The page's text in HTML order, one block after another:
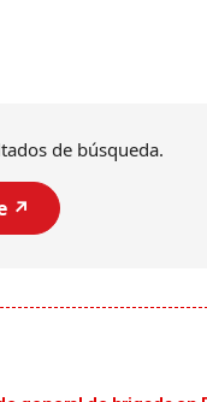
de búsqueda.
↗️
terremoto de